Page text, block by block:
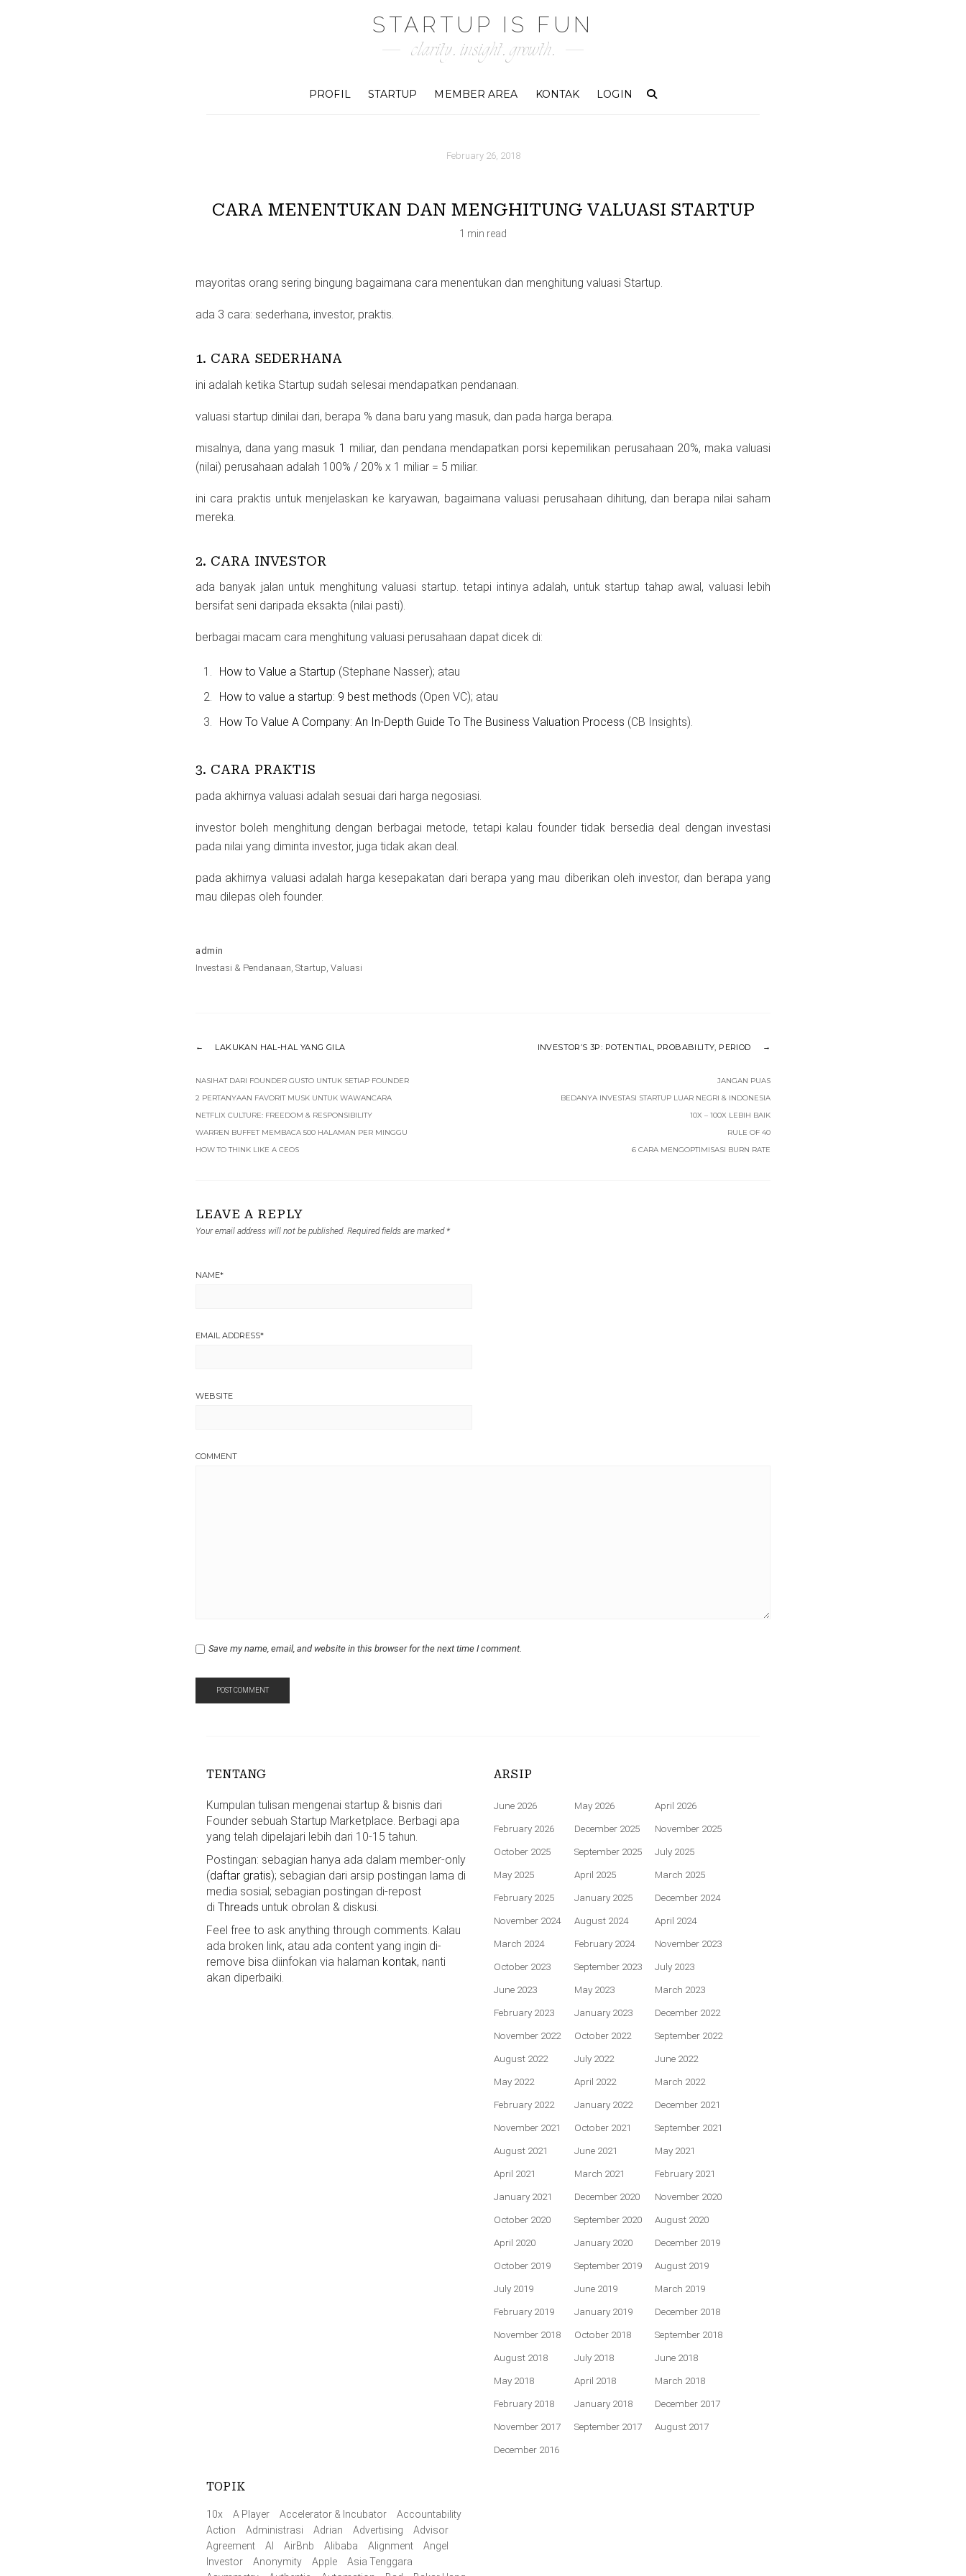
STARTUP IS FUN
clarity. insight. growth.
PROFIL STARTUP MEMBER AREA KONTAK LOGIN
February 26, 2018
CARA MENENTUKAN DAN MENGHITUNG VALUASI STARTUP
1 min read
mayoritas orang sering bingung bagaimana cara menentukan dan menghitung valuasi Startup.
ada 3 cara: sederhana, investor, praktis.
1. CARA SEDERHANA
ini adalah ketika Startup sudah selesai mendapatkan pendanaan.
valuasi startup dinilai dari, berapa % dana baru yang masuk, dan pada harga berapa.
misalnya, dana yang masuk 1 miliar, dan pendana mendapatkan porsi kepemilikan perusahaan 20%, maka valuasi
(nilai) perusahaan adalah 100% / 20% x 1 miliar = 5 miliar.
ini cara praktis untuk menjelaskan ke karyawan, bagaimana valuasi perusahaan dihitung, dan berapa nilai saham
mereka.
2. CARA INVESTOR
ada banyak jalan untuk menghitung valuasi startup. tetapi intinya adalah, untuk startup tahap awal, valuasi lebih
bersifat seni daripada eksakta (nilai pasti).
berbagai macam cara menghitung valuasi perusahaan dapat dicek di:
How to Value a Startup (Stephane Nasser); atau
How to value a startup: 9 best methods (Open VC); atau
How To Value A Company: An In-Depth Guide To The Business Valuation Process (CB Insights).
3. CARA PRAKTIS
pada akhirnya valuasi adalah sesuai dari harga negosiasi.
investor boleh menghitung dengan berbagai metode, tetapi kalau founder tidak bersedia deal dengan investasi
pada nilai yang diminta investor, juga tidak akan deal.
pada akhirnya valuasi adalah harga kesepakatan dari berapa yang mau diberikan oleh investor, dan berapa yang
mau dilepas oleh founder.
admin
Investasi & Pendanaan Startup Valuasi
LAKUKAN HAL-HAL YANG GILA INVESTOR’S 3P: POTENTIAL, PROBABILITY, PERIOD
NASIHAT DARI FOUNDER GUSTO UNTUK SETIAP FOUNDER
2 PERTANYAAN FAVORIT MUSK UNTUK WAWANCARA
NETFLIX CULTURE: FREEDOM & RESPONSIBILITY
WARREN BUFFET MEMBACA 500 HALAMAN PER MINGGU
HOW TO THINK LIKE A CEOS
JANGAN PUAS
BEDANYA INVESTASI STARTUP LUAR NEGRI & INDONESIA
10X – 100X LEBIH BAIK
RULE OF 40
6 CARA MENGOPTIMISASI BURN RATE
LEAVE A REPLY
Your email address will not be published. Required fields are marked *
NAME*
EMAIL ADDRESS*
WEBSITE
COMMENT
Save my name, email, and website in this browser for the next time I comment.
TENTANG
Kumpulan tulisan mengenai startup & bisnis dari
Founder sebuah Startup Marketplace. Berbagi apa
yang telah dipelajari lebih dari 10-15 tahun.
Postingan: sebagian hanya ada dalam member-only
(daftar gratis); sebagian dari arsip postingan lama di
media sosial; sebagian postingan di-repost
di Threads untuk obrolan & diskusi.
Feel free to ask anything through comments. Kalau
ada broken link, atau ada content yang ingin di-
remove bisa diinfokan via halaman kontak, nanti
akan diperbaiki.
ARSIP
June 2026 May 2026
April 2026
February 2026
December 2025
November 2025
October 2025
September 2025
July 2025
May 2025
April 2025
March 2025
February 2025
January 2025
December 2024
November 2024
August 2024
April 2024
March 2024
February 2024
November 2023
October 2023
September 2023
July 2023
June 2023
May 2023
March 2023
February 2023
January 2023
December 2022
November 2022
October 2022
September 2022
August 2022
July 2022
June 2022
May 2022
April 2022
March 2022
February 2022
January 2022
December 2021
November 2021
October 2021
September 2021
August 2021
June 2021
May 2021
April 2021
March 2021
February 2021
January 2021
December 2020
November 2020
October 2020
September 2020
August 2020
April 2020
January 2020
December 2019
October 2019
September 2019
August 2019
July 2019
June 2019
March 2019
February 2019
January 2019
December 2018
November 2018
October 2018
September 2018
August 2018
July 2018
June 2018
May 2018
April 2018
March 2018
February 2018
January 2018
December 2017
November 2017
September 2017
August 2017
December 2016
TOPIK
10x A Player Accelerator & Incubator
Accountability
Action
Administrasi Adrian Advertising
Advisor
Agreement
AI AirBnb Alibaba Alignment
Angel
Investor
Anonymity Apple
Asia Tenggara